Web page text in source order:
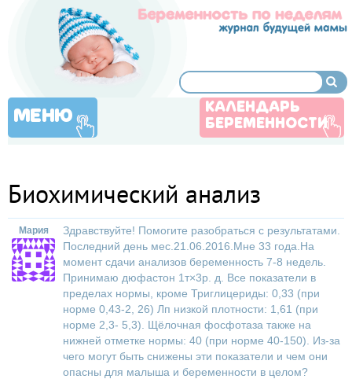
МЕНЮ
КАЛЕНДАРЬ
БЕРЕМЕННОСТИ
Биохимический анализ
Мария
Здравствуйте! Помогите разобраться с результатами.
Последний день мес.21.06.2016.Мне 33 года.На
момент сдачи анализов беременность 7-8 недель.
Принимаю дюфастон 1т×3р. д. Все показатели в
пределах нормы, кроме Триглицериды: 0,33 (при
норме 0,43-2, 26) Лп низкой плотности: 1,61 (при
норме 2,3- 5,3). Щёлочная фосфотаза также на
нижней отметке нормы: 40 (при норме 40-150). Из-за
чего могут быть снижены эти показатели и чем они
опасны для малыша и беременности в целом?